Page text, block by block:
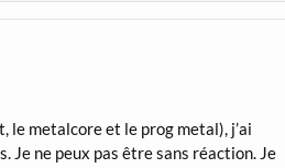
le metalcore et le prog metal), j’ai
Je ne peux pas être sans réaction. Je